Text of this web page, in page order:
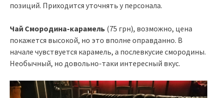
позиций. Приходится уточнять у персонала.
Чай Смородина-карамель (75 грн), возможно, цена
покажется высокой, но это вполне оправданно. В
начале чувствуется карамель, а послевкусие смородины.
Необычный, но довольно-таки интересный вкус.